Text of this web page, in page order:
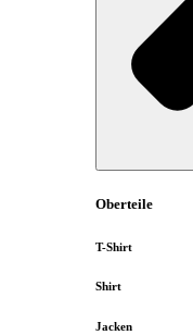
Oberteile
T-Shirt
Shirt
Jacken